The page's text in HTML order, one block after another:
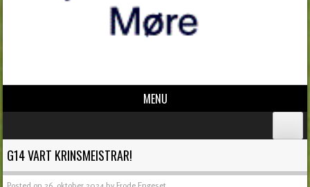
MENU
G14 VART KRINSMEISTRAR!